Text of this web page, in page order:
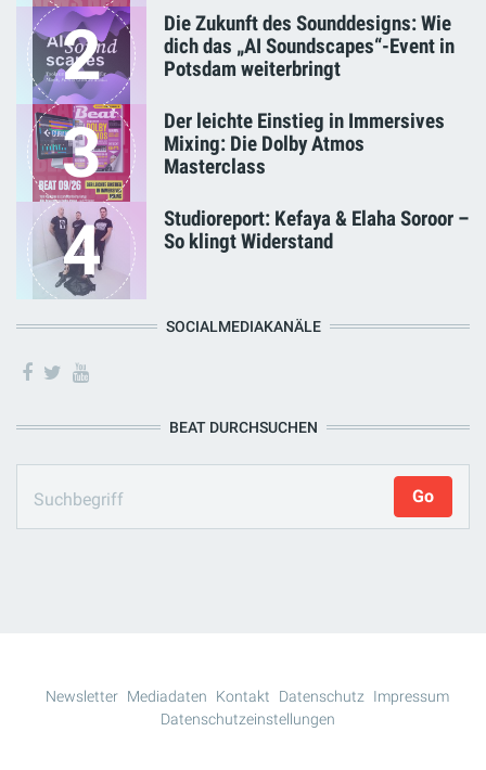
2
Die Zukunft des Sounddesigns: Wie
dich das „AI Soundscapes“-Event in
Potsdam weiterbringt
3
Der leichte Einstieg in Immersives
Mixing: Die Dolby Atmos
Masterclass
4
Studioreport: Kefaya & Elaha Soroor –
So klingt Widerstand
SOCIALMEDIAKANÄLE
BEAT DURCHSUCHEN
Newsletter Mediadaten Kontakt Datenschutz
Impressum
Datenschutzeinstellungen